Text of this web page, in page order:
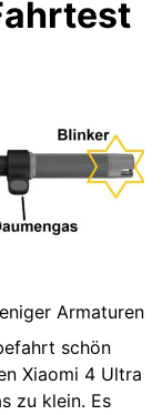
Armaturen
schön
Xiaomi 4 Ultra
zu klein. Es